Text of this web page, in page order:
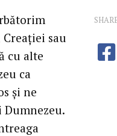
sau
cu alte
ca
și ne